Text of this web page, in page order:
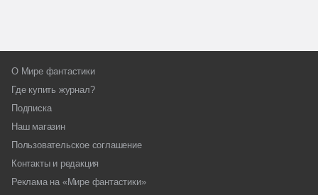
О Мире фантастики
Где купить журнал?
Подписка
Наш магазин
Пользовательское соглашение
Контакты и редакция
Реклама на «Мире фантастики»